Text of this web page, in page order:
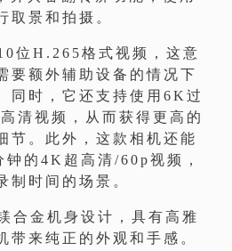
取景和拍摄。
位H.265格式视频，这意
要额外辅助设备的情况下
同时，它还支持使用6K过
清视频，从而获得更高的
节。此外，这款相机还能
的4K超高清/60p视频，
制时间的场景。
合金机身设计，具有高雅
带来纯正的外观和手感。